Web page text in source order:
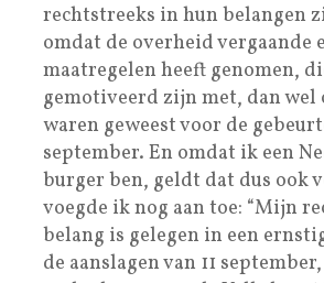
rechtstreeks in hun belangen
omdat de overheid vergaande
maatregelen heeft genomen,
gemotiveerd zijn met, dan wel
waren geweest voor de
september. En omdat ik een
burger ben, geldt dat dus ook
voegde ik nog aan toe: “Mijn
belang is gelegen in een
de aanslagen van 11